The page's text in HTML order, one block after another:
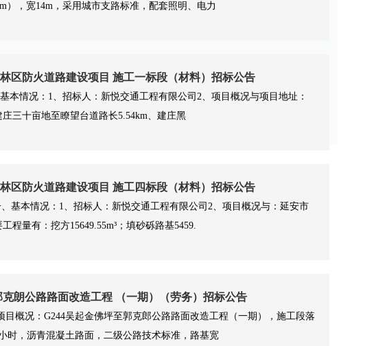
），宽14m，采用城市支路标准，配套照明、电力
区防火道路建设项目 施工一标段（材料）招标公告
本情况：1、招标人：新悦交通工程有限公司2、项目概况与项目地址：
三十亩地至瞭望台道路长5.54km、建庄黑
区防火道路建设项目 施工四标段（材料）招标公告
基本情况：1、招标人：新悦交通工程有限公司2、项目概况与：延安市
程量有：挖方15649.55m³；填砂砾路基5459.
朗公路路面改造工程 （一期）（劳务）招标公告
概况：G244吴起金佛坪至郭克郎公路路面改造工程（一期），施工段落
时，沥青混凝土路面，二级公路技术标准，路基宽